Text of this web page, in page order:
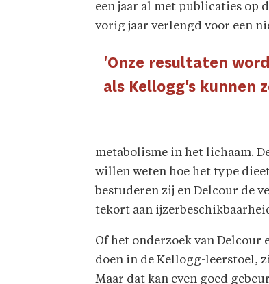
een jaar al met publicaties op
vorig jaar verlengd voor een
'Onze resultaten
als Kellogg's kunnen
metabolisme in het lichaam.
willen weten hoe het type
bestuderen zij en Delcour de
tekort aan
Of het onderzoek van Delcour
doen in de Kellogg-leerstoel,
Maar dat kan even goed